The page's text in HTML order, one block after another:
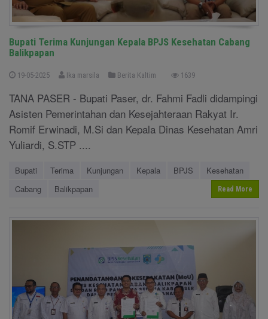
Bupati Terima Kunjungan Kepala BPJS Kesehatan Cabang
Balikpapan
19-05-2025 Ika marsila Berita Kaltim 1639
TANA PASER - Bupati Paser, dr. Fahmi Fadli didampingi
Asisten Pemerintahan dan Kesejahteraan Rakyat Ir.
Romif Erwinadi, M.Si dan Kepala Dinas Kesehatan Amri
Yuliardi, S.STP ....
Bupati Terima Kunjungan Kepala BPJS
Kesehatan
Cabang
Balikpapan Read More